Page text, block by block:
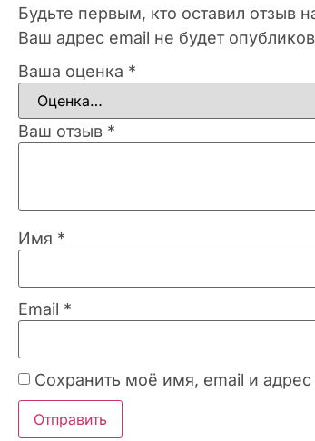
Будьте первым, кто оставил отзыв
Ваш адрес email не будет
Ваша оценка *
Ваш отзыв *
Имя *
Email *
Сохранить моё имя, email и